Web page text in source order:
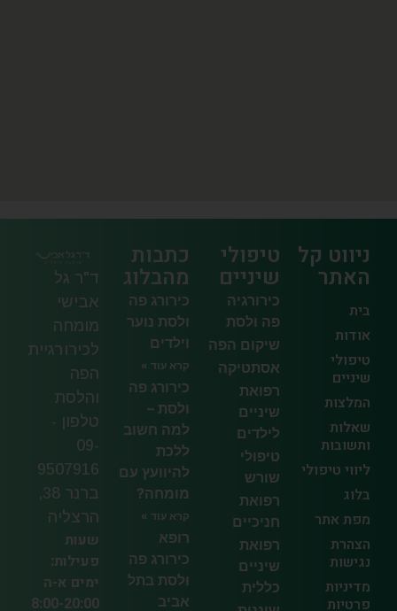
ניווט קל
האתר
בית
אודות
טיפולי
שיניים
המלצות
שאלות
ותשובות
ליווי טיפולי
בלוג
מפת אתר
הצהרת
נגישות
מדיניות
פרטיות
טיפולי
שיניים
כירורגיה
פה ולסת
שיקום הפה
אסתטיקה
רפואת
שיניים
לילדים
טיפולי
שורש
רפואת
חניכיים
רפואת
שיניים
כללית
כתבות
מהבלוג
כירורג פה
ולסת נוער
וילדים
קרא עוד »
כירורג פה
ולסת –
למה חשוב
ללכת
להיוועץ עם
מומחה?
קרא עוד »
רופא
כירורג פה
ולסת בתל
אביב
ד"ר גל
אבישי
מומחה
לכירורגיית
הפה
והלסת
טלפון -
09-
9507916
ברנר 38,
הרצליה
שעות
פעילות:
ימים א-ה
8:00-20:00